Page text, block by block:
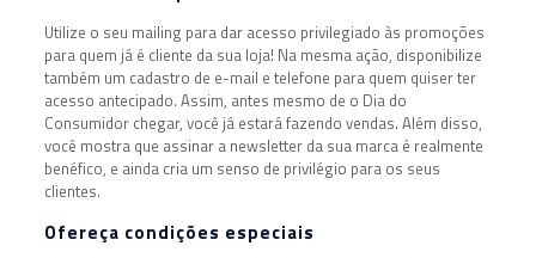
Utilize o seu mailing para dar acesso privilegiado às promoções
para quem já é cliente da sua loja! Na mesma ação, disponibilize
também um cadastro de e-mail e telefone para quem quiser ter
acesso antecipado. Assim, antes mesmo de o Dia do
Consumidor chegar, você já estará fazendo vendas. Além disso,
você mostra que assinar a newsletter da sua marca é realmente
benéfico, e ainda cria um senso de privilégio para os seus
clientes.
Ofereça condições especiais